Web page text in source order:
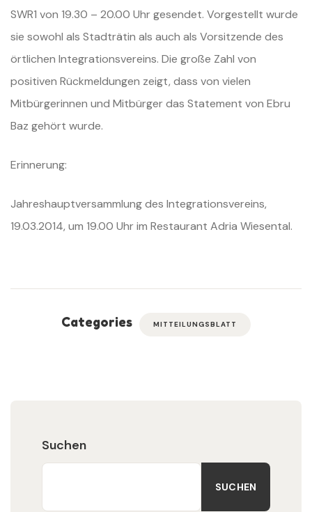
SWR1 von 19.30 – 20.00 Uhrgesendet. Vorgestellt wurde
sie sowohl als Stadträtin als auch als Vorsitzende des
örtlichen Integrationsvereins. Die große Zahl von
positiven Rückmeldungen zeigt, dass von vielen
Mitbürgerinnen und Mitbürger das Statement von Ebru
Baz gehört wurde.
Erinnerung:
Jahreshauptversammlung des Integrationsvereins,
19.03.2014, um 19.00 Uhr im Restaurant Adria Wiesental.
Categories MITTEILUNGSBLATT
Suchen
SUCHEN